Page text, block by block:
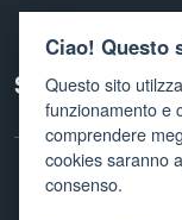
Seguici su
Facebook
Ciao! Questo
Questo sito
funzionamento e
comprendere
cookies saranno
consenso.